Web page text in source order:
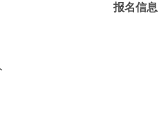
报名信息